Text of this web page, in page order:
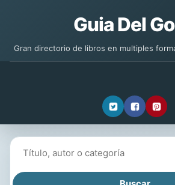
Guia Del
Gran directorio de libros en multiples